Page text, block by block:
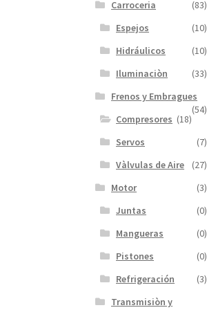
Carroceria
(83)
Espejos
(10)
Hidráulicos
(10)
Iluminaciòn
(33)
Frenos y Embragues
(54)
Compresores (18)
Servos
(7)
Vàlvulas de Aire
(27)
Motor
(3)
Juntas
(0)
Mangueras
(0)
Pistones
(0)
Refrigeración
(3)
Transmisiòn y